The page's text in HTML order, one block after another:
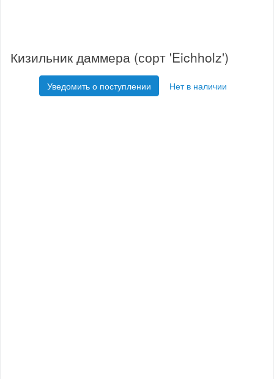
Кизильник даммера (сорт 'Eichholz')
Уведомить о поступлении Нет в наличии